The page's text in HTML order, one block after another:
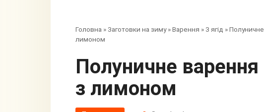
Головна » Заготовки на зиму»Варення » З ягід »Полуничне
лимоном
Полуничне варення п’ятихвилинка
з лимоном